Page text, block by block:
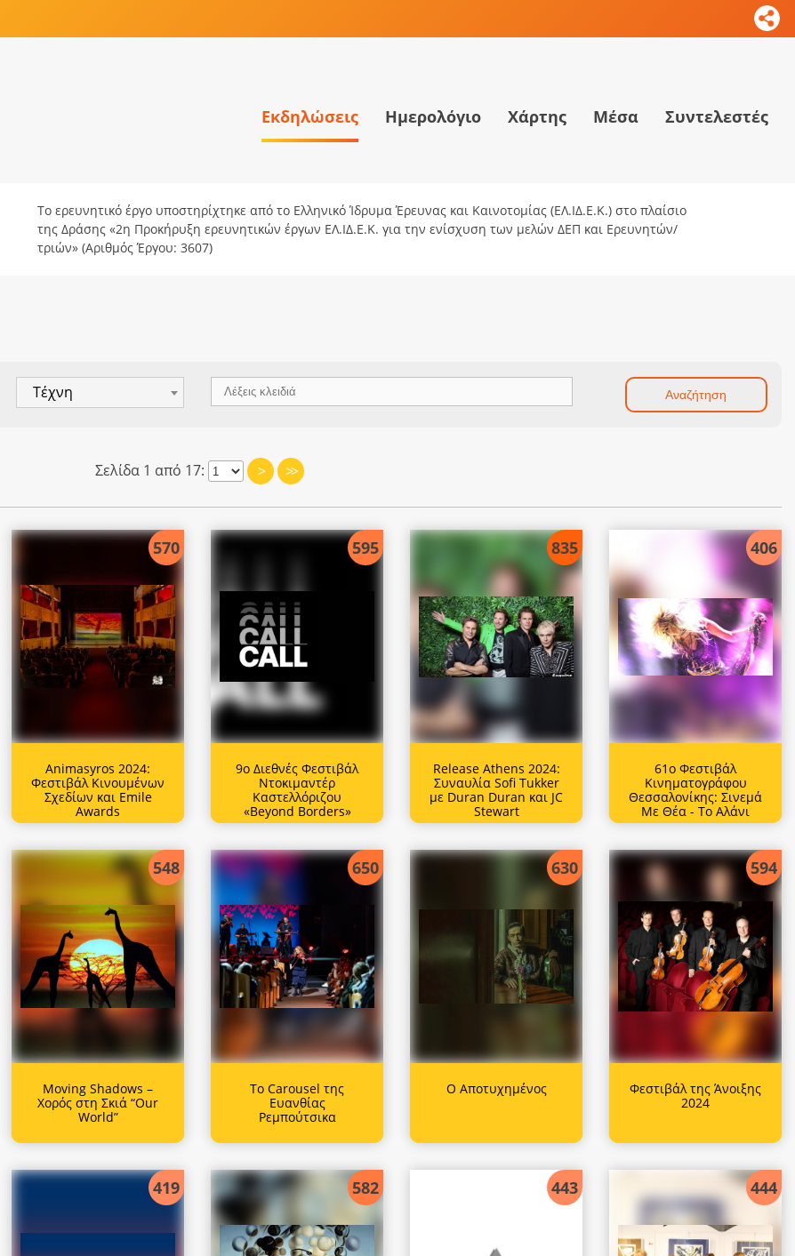
Εκδηλώσεις Ημερολόγιο Χάρτης Μέσα Συντελεστές
Το ερευνητικό έργο υποστηρίχτηκε από το Ελληνικό Ίδρυμα Έρευνας και Καινοτομίας (ΕΛ.ΙΔ.Ε.Κ.) στο πλαίσιο
της Δράσης «2η Προκήρυξη ερευνητικών έργων ΕΛ.ΙΔ.Ε.Κ. για την ενίσχυση των μελών ΔΕΠ και Ερευνητών/
τριών» (Αριθμός Έργου: 3607)
Τέχνη
Σελίδα 1 από 17: > >>
570
Animasyros 2024:
Φεστιβάλ Κινουμένων
Σχεδίων και Emile
Awards
595
9ο Διεθνές Φεστιβάλ
Ντοκιμαντέρ
Καστελλόριζου
«Beyond Borders»
835
Release Athens 2024:
Συναυλία Sofi Tukker
με Duran Duran και JC
Stewart
406
61ο Φεστιβάλ
Κινηματογράφου
Θεσσαλονίκης: Σινεμά
Με Θέα - Το Αλάνι
548
Moving Shadows –
Χορός στη Σκιά “Our
World”
650
Το Carousel της
Ευανθίας
Ρεμπούτσικα
630
Ο Αποτυχημένος
594
Φεστιβάλ της Άνοιξης
2024
419 582 443 444